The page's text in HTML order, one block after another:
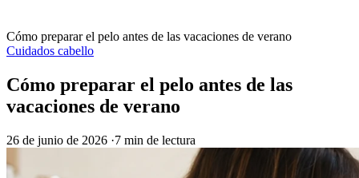
Cómo preparar el pelo antes de las vacaciones de verano
Cuidados cabello
Cómo preparar el pelo antes de las
vacaciones de verano
26 de junio de 2026 ·7 min de lectura